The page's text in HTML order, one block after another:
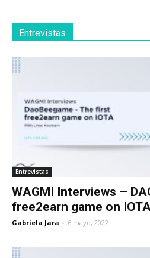
Entrevistas
Entrevistas
WAGMI Interviews –
free2earn game on IOTA
Gabriela Jara - 6 mayo, 2022